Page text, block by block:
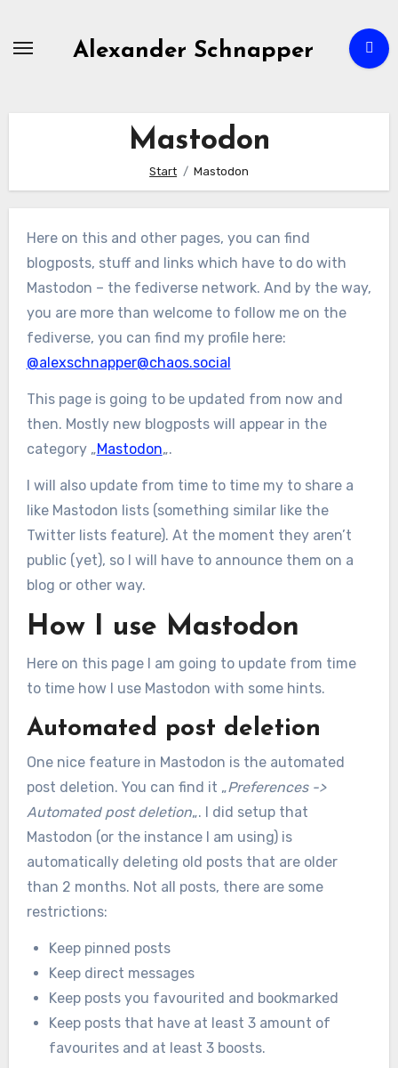
Alexander Schnapper
Mastodon
Start Mastodon
Here on this and other pages, you can find
blogposts, stuff and links which have to do with
Mastodon – the fediverse network. And by the way,
you are more than welcome to follow me on the
fediverse, you can find my profile here:
@alexschnapper@chaos.social
This page is going to be updated from now and
then. Mostly new blogposts will appear in the
category „Mastodon„.
I will also update from time to time my to share a
like Mastodon lists (something similar like the
Twitter lists feature). At the moment they aren’t
public (yet), so I will have to announce them on a
blog or other way.
How I use Mastodon
Here on this page I am going to update from time
to time how I use Mastodon with some hints.
Automated post deletion
One nice feature in Mastodon is the automated
post deletion. You can find it „Preferences ->
Automated post deletion„. I did setup that
Mastodon (or the instance I am using) is
automatically deleting old posts that are older
than 2 months. Not all posts, there are some
restrictions:
Keep pinned posts
Keep direct messages
Keep posts you favourited and bookmarked
Keep posts that have at least 3 amount of
favourites and at least 3 boosts.